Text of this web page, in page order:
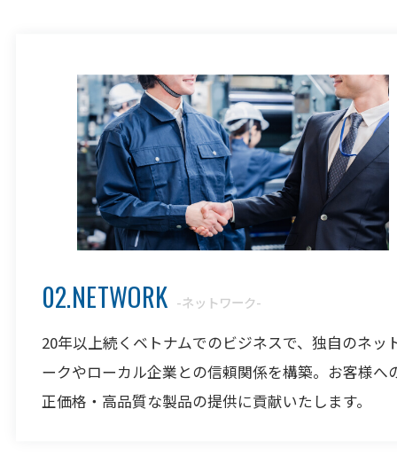
02.NETWORK -ネットワーク-
20年以上続くベトナムでのビジネスで、独自のネッ
ークやローカル企業との信頼関係を構築。お客様へ
正価格・高品質な製品の提供に貢献いたします。